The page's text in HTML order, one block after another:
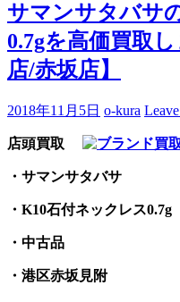
サマンサタバサ
0.7gを高価買取
店/赤坂店】
2018年11月5日 o-kura
店頭買取
・サマンサタバサ
・K10石付ネックレス0.7g
・中古品
・港区赤坂見附